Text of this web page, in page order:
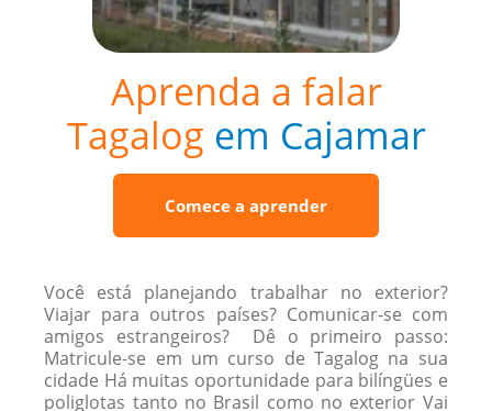
Aprenda a falar
Tagalog em Cajamar
Comece a aprender
Você está planejando trabalhar no exterior?
Viajar para outros países? Comunicar-se com
amigos estrangeiros? Dê o primeiro passo:
Matricule-se em um curso de Tagalog na sua
cidade Há muitas oportunidade para bilíngües e
poliglotas tanto no Brasil como no exterior Vai